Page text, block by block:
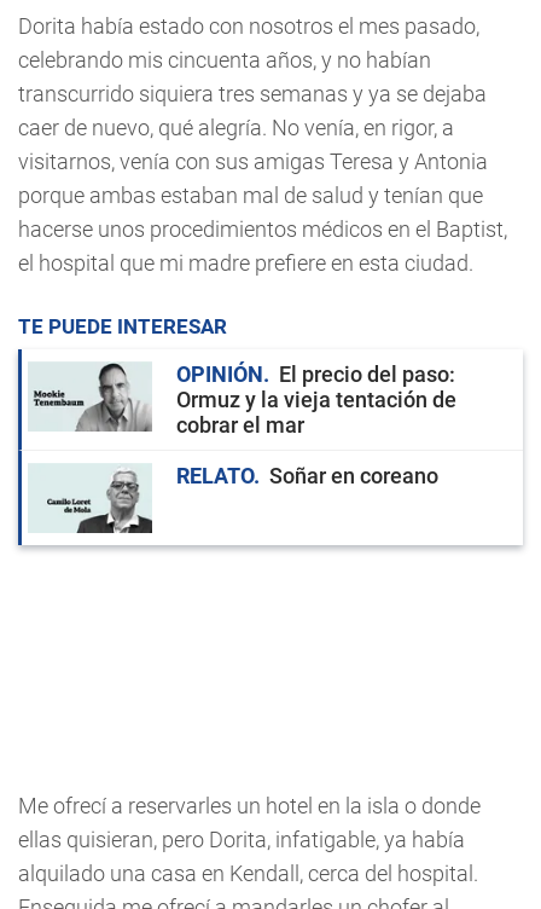
Dorita había estado con nosotros el mes pasado,
celebrando mis cincuenta años, y no habían
transcurrido siquiera tres semanas y ya se dejaba
caer de nuevo, qué alegría. No venía, en rigor, a
visitarnos, venía con sus amigas Teresa y Antonia
porque ambas estaban mal de salud y tenían que
hacerse unos procedimientos médicos en el Baptist,
el hospital que mi madre prefiere en esta ciudad.
TE PUEDE INTERESAR
OPINIÓN
El precio del paso:
Ormuz y la vieja tentación de
cobrar el mar
RELATO
Soñar en coreano
Me ofrecí a reservarles un hotel en la isla o donde
ellas quisieran, pero Dorita, infatigable, ya había
alquilado una casa en Kendall, cerca del hospital.